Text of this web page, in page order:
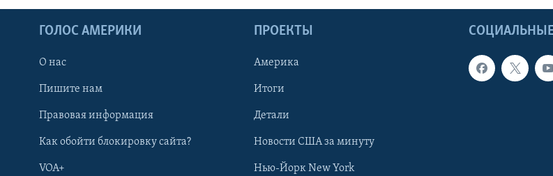
ГОЛОС АМЕРИКИ
О нас
Пишите нам
Правовая информация
Как обойти блокировку сайта?
VOA+
ПРОЕКТЫ
Америка
Итоги
Детали
Новости США за минуту
Нью-Йорк New York